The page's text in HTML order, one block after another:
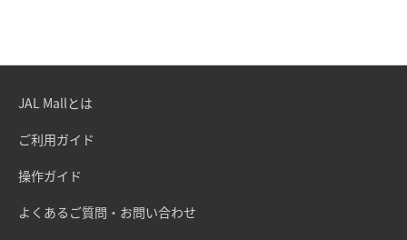
JAL Mallとは
ご利用ガイド
操作ガイド
よくあるご質問・お問い合わせ